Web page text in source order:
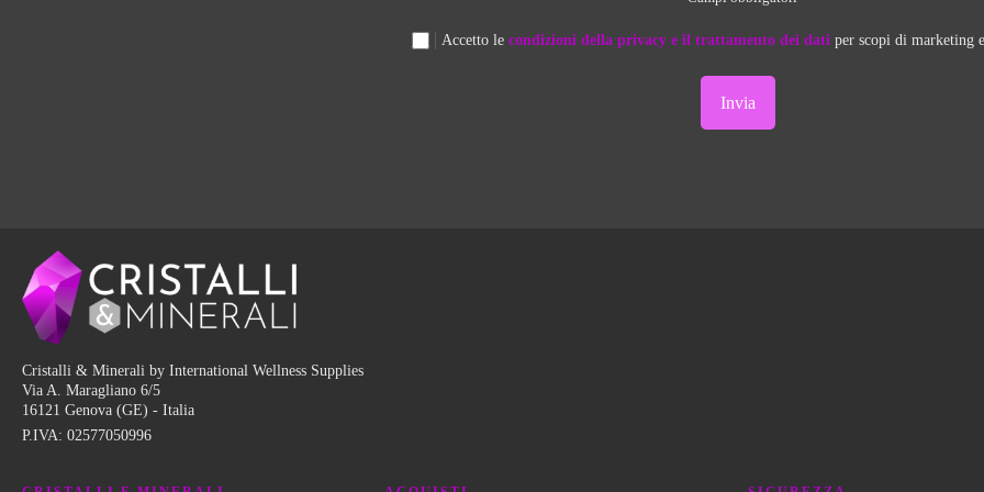
Accetto le condizioni della privacy e il trattamento dei dati per scopi di marketing
Cristalli & Minerali by International Wellness Supplies
Via A. Maragliano 6/5
16121 Genova (GE) - Italia
P.IVA: 02577050996